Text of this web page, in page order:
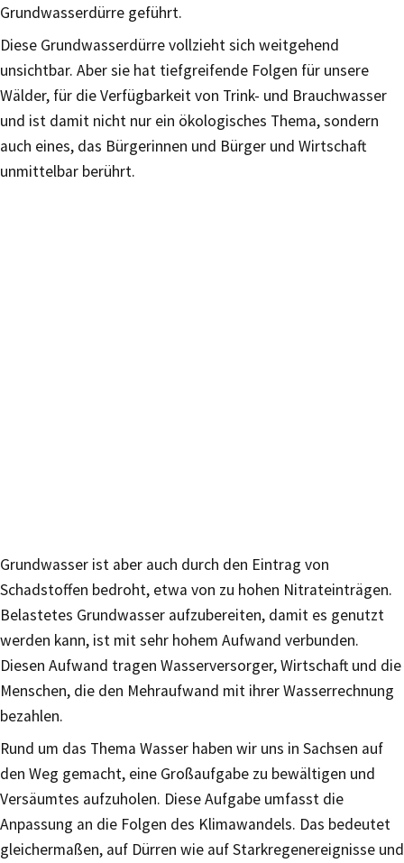
Grundwasserdürre geführt.
Diese Grundwasserdürre vollzieht sich weitgehend
unsichtbar. Aber sie hat tiefgreifende Folgen für unsere
Wälder, für die Verfügbarkeit von Trink- und Brauchwasser
und ist damit nicht nur ein ökologisches Thema, sondern
auch eines, das Bürgerinnen und Bürger und Wirtschaft
unmittelbar berührt.
Grundwasser ist aber auch durch den Eintrag von
Schadstoffen bedroht, etwa von zu hohen Nitrateinträgen.
Belastetes Grundwasser aufzubereiten, damit es genutzt
werden kann, ist mit sehr hohem Aufwand verbunden.
Diesen Aufwand tragen Wasserversorger, Wirtschaft und die
Menschen, die den Mehraufwand mit ihrer Wasserrechnung
bezahlen.
Rund um das Thema Wasser haben wir uns in Sachsen auf
den Weg gemacht, eine Großaufgabe zu bewältigen und
Versäumtes aufzuholen. Diese Aufgabe umfasst die
Anpassung an die Folgen des Klimawandels. Das bedeutet
gleichermaßen, auf Dürren wie auf Starkregenereignisse und